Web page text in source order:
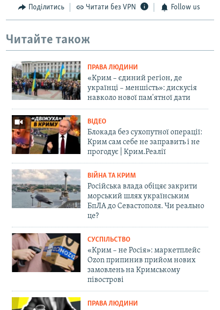
Поділитись Читати без VPN Follow us
Читайте також
ПРАВА ЛЮДИНИ
«Крим – єдиний регіон, де
українці – меншість»: дискусія
навколо нової пам'ятної дати
ВІДЕО
Блокада без сухопутної операції:
Крим сам себе не заправить і не
прогодує | Крим.Реалії
ВІЙНА ТА КРИМ
Російська влада обіцяє закрити
морський шлях українським
БпЛА до Севастополя. Чи реально
це?
СУСПІЛЬСТВО
«Крим – не Росія»: маркетплейс
Ozon припинив прийом нових
замовлень на Кримському
півострові
ПРАВА ЛЮДИНИ